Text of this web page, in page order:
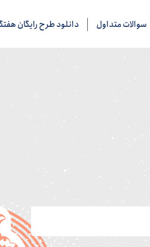
سوالات متداول دانلود طرح رایگان